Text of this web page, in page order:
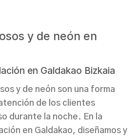
y de neón en
en Galdakao Bizkaia
y de neón son una forma
de los clientes
durante la noche. En la
en Galdakao, diseñamos y